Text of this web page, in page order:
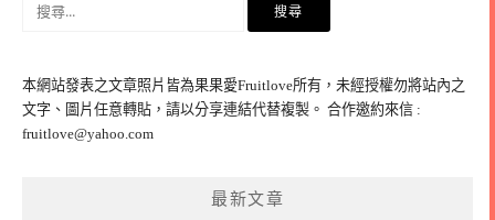
字:
本網站發表之文章照片皆為果果愛Fruitlove所有，未經授權勿將站內之
文字、圖片任意轉貼，請以分享連結代替複製。 合作邀約來信 :
fruitlove@yahoo.com
最新文章